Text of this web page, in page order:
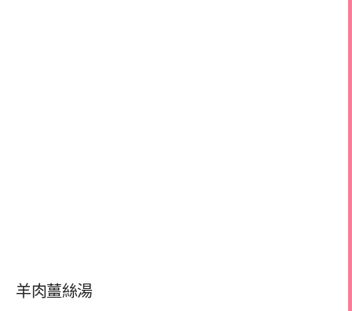
羊肉薑絲湯